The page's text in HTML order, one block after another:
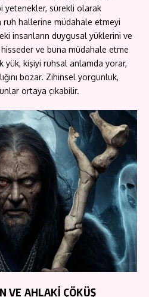
yetenekler, sürekli olarak
ruh hallerine müdahale etmeyi
insanların duygusal yüklerini ve
ve buna müdahale etme
yük, kişiyi ruhsal anlamda yorar,
bozar. Zihinsel yorgunluk,
ortaya çıkabilir.
VE AHLAKİ ÇÖKÜŞ